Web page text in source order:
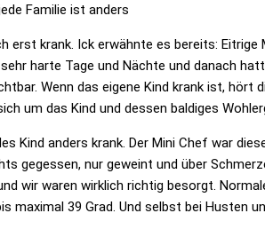
Familie ist anders
erst krank. Ick erwähnte es bereits:
harte Tage und Nächte und danach
Wenn das eigene Kind krank ist,
um das Kind und dessen baldiges
Kind anders krank. Der Mini Chef war
gegessen, nur geweint und über
wir waren wirklich richtig besorgt.
maximal 39 Grad. Und selbst bei Husten